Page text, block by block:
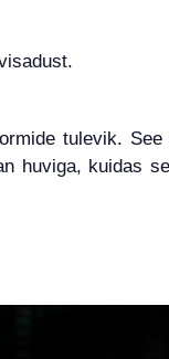
tulevik.
huviga, kuidas